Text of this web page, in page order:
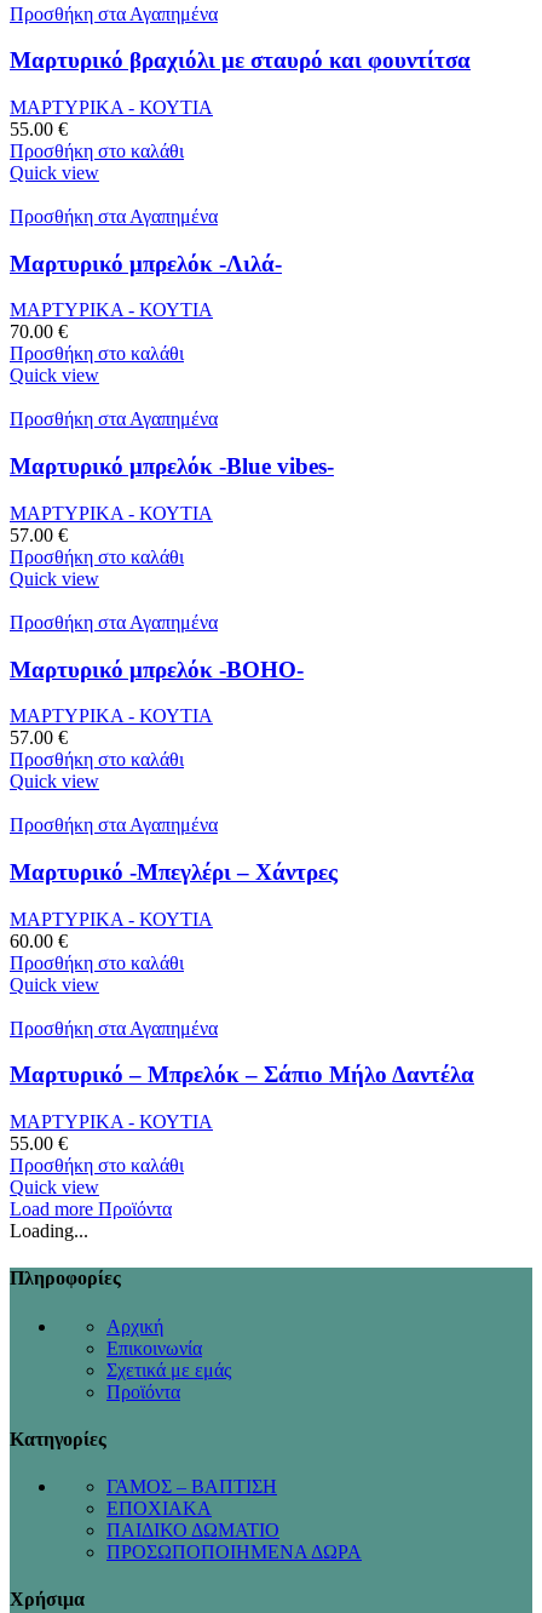
Προσθήκη στα Αγαπημένα
Μαρτυρικό βραχιόλι με σταυρό και φουντίτσα
ΜΑΡΤΥΡΙΚΑ - ΚΟΥΤΙΑ
55.00 €
Προσθήκη στο καλάθι
Quick view
Προσθήκη στα Αγαπημένα
Μαρτυρικό μπρελόκ -Λιλά-
ΜΑΡΤΥΡΙΚΑ - ΚΟΥΤΙΑ
70.00 €
Προσθήκη στο καλάθι
Quick view
Προσθήκη στα Αγαπημένα
Μαρτυρικό μπρελόκ -Blue vibes-
ΜΑΡΤΥΡΙΚΑ - ΚΟΥΤΙΑ
57.00 €
Προσθήκη στο καλάθι
Quick view
Προσθήκη στα Αγαπημένα
Μαρτυρικό μπρελόκ -BOHO-
ΜΑΡΤΥΡΙΚΑ - ΚΟΥΤΙΑ
57.00 €
Προσθήκη στο καλάθι
Quick view
Προσθήκη στα Αγαπημένα
Μαρτυρικό -Μπεγλέρι – Χάντρες
ΜΑΡΤΥΡΙΚΑ - ΚΟΥΤΙΑ
60.00 €
Προσθήκη στο καλάθι
Quick view
Προσθήκη στα Αγαπημένα
Μαρτυρικό – Μπρελόκ – Σάπιο Μήλο Δαντέλα
ΜΑΡΤΥΡΙΚΑ - ΚΟΥΤΙΑ
55.00 €
Προσθήκη στο καλάθι
Quick view
Load more Προϊόντα
Loading...
Πληροφορίες
Αρχική
Επικοινωνία
Σχετικά με εμάς
Προϊόντα
Κατηγορίες
ΓΑΜΟΣ – ΒΑΠΤΙΣΗ
ΕΠΟΧΙΑΚΑ
ΠΑΙΔΙΚΟ ΔΩΜΑΤΙΟ
ΠΡΟΣΩΠΟΠΟΙΗΜΕΝΑ ΔΩΡΑ
Χρήσιμα